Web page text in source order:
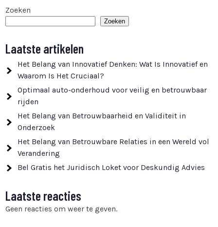
Zoeken
Zoeken
Laatste artikelen
Het Belang van Innovatief Denken: Wat Is Innovatief en
Waarom Is Het Cruciaal?
Optimaal auto-onderhoud voor veilig en betrouwbaar
rijden
Het Belang van Betrouwbaarheid en Validiteit in
Onderzoek
Het Belang van Betrouwbare Relaties in een Wereld vol
Verandering
Bel Gratis het Juridisch Loket voor Deskundig Advies
Laatste reacties
Geen reacties om weer te geven.